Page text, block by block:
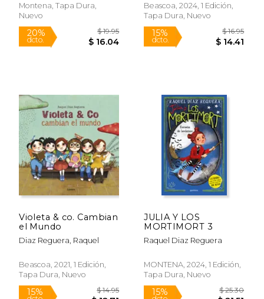
Montena, Tapa Dura,
Nuevo
20%
dcto.
$ 19.95
$ 16.04
Beascoa, 2024, 1 Edición,
Tapa Dura, Nuevo
15%
dcto.
Violeta & co. Cambian
el Mundo
Diaz Reguera, Raquel
Beascoa, 2021, 1 Edición,
Tapa Dura, Nuevo
JULIA Y LOS
MORTIMORT 3
Raquel Diaz Reguera
MONTENA, 2024, 1 Edición,
Tapa Dura, Nuevo